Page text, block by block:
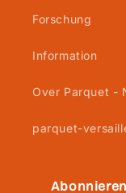
Forschung
Information
Over Parquet -
parquet-